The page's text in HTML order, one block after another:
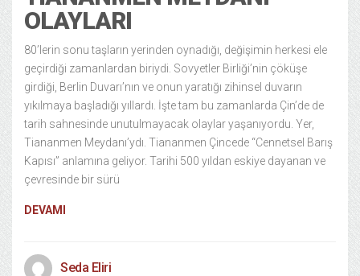
OLAYLARI
80’lerin sonu taşların yerinden oynadığı, değişimin herkesi ele
geçirdiği zamanlardan biriydi. Sovyetler Birliği’nin çöküşe
girdiği, Berlin Duvarı’nın ve onun yaratığı zihinsel duvarın
yıkılmaya başladığı yıllardı. İşte tam bu zamanlarda Çin’de de
tarih sahnesinde unutulmayacak olaylar yaşanıyordu. Yer,
Tiananmen Meydanı’ydı. Tiananmen Çincede “Cennetsel Barış
Kapısı” anlamına geliyor. Tarihi 500 yıldan eskiye dayanan ve
çevresinde bir sürü
DEVAMI
Seda Eliri